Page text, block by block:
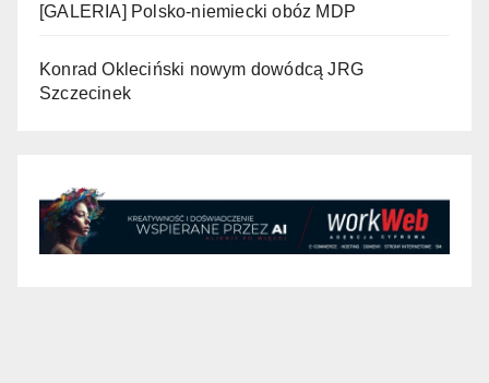
[GALERIA] Polsko-niemiecki obóz MDP
Konrad Okleciński nowym dowódcą JRG
Szczecinek